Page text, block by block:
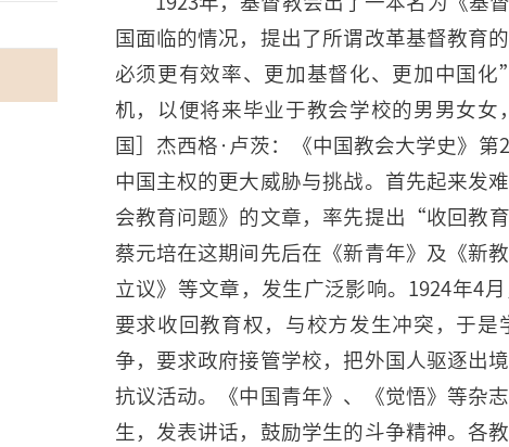
国面临的情况，提出了所谓改革基督教育
必须更有效率、更加基督化、更加中国
机，以便将来毕业于教会学校的男男女
国］杰西格·卢茨：《中国教会大学史》
中国主权的更大威胁与挑战。首先起来发
会教育问题》的文章，率先提出“收回教
蔡元培在这期间先后在《新青年》及《新
立议》等文章，发生广泛影响。1924年4
要求收回教育权，与校方发生冲突，于
争，要求政府接管学校，把外国人驱逐出
抗议活动。《中国青年》、《觉悟》等杂
生，发表讲话，鼓励学生的斗争精神。各